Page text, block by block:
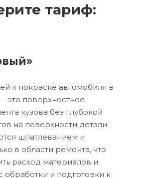
тариф:
к покраске автомобиля в
это поверхностное
кузова без глубокой
на поверхности детали.
шпатлеванием и
в области ремонта, что
расход материалов и
обработки и подготовки к